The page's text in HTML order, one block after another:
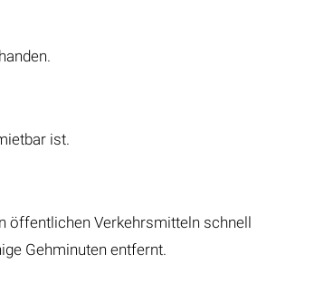
ist.
öffentlichen Verkehrsmitteln schnell
Gehminuten entfernt.